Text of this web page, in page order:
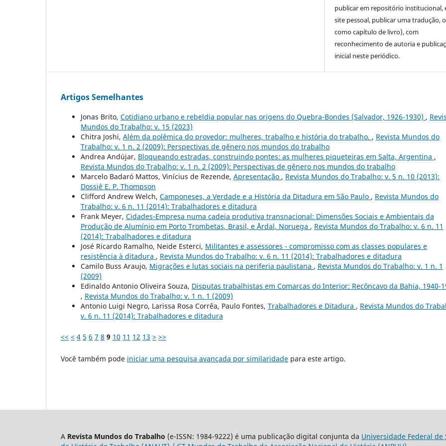
publicar em repositório institucional,
site pessoal, publicar uma tradução,
como capítulo de livro), com
reconhecimento de autoria e
inicial neste periódico.
Artigos Semelhantes
Jonas Brito, Cotidiano urbano e rebeldia popular nas origens do Quebra-Bondes (Salvador, 1926-1930) ,
Mundos do Trabalho: v. 15 (2023)
Chitra Joshi, Além da polêmica do provedor: mulheres, trabalho e história do trabalho. , Revista Mundos do
Trabalho: v. 1 n. 2 (2009): Perspectivas de gênero nos mundos do trabalho
Andrea Andújar, Bloqueando estradas, construindo pontes: as mulheres piqueteiras em Salta, Argentina ,
Revista Mundos do Trabalho: v. 1 n. 2 (2009): Perspectivas de gênero nos mundos do trabalho
Marcelo Badaró Mattos, Vinícius de Rezende, Apresentação , Revista Mundos do Trabalho: v. 5 n. 10 (2013):
Dossiê E. P. Thompson
Clifford Andrew Welch, Camponeses, a Verdade e a História da Ditadura em São Paulo , Revista Mundos do
Trabalho: v. 6 n. 11 (2014): Trabalhadores e ditadura
Frank Meyer, Cidades-Empresa numa cadeia produtiva transnacional: Dimensões Sociais e Ambientais da
Produção de Alumínio em Porto Trombetas, Brasil, e Årdal, Noruega , Revista Mundos do Trabalho: v. 6 n. 11
(2014): Trabalhadores e ditadura
José Ricardo Ramalho, Neide Esterci, Militantes e assessores - compromisso com as classes populares e
resistência à ditadura , Revista Mundos do Trabalho: v. 6 n. 11 (2014): Trabalhadores e ditadura
Camilo Buss Araujo, Migrações e lutas sociais na periferia paulistana , Revista Mundos do Trabalho: v. 1 n. 1
(2009)
Edinaldo Antonio Oliveira Souza, Disputas trabalhistas em Comarcas do Interior: Recôncavo da Bahia, 1940-
, Revista Mundos do Trabalho: v. 1 n. 1 (2009)
Antonio Luigi Negro, Larissa Rosa Corrêa, Paulo Fontes, Trabalhadores e Ditadura , Revista Mundos do
v. 6 n. 11 (2014): Trabalhadores e ditadura
<< < 4 5 6 7 8 9 10 11 12 13 > >>
Você também pode iniciar uma pesquisa avançada por similaridade para este artigo.
A Revista Mundos do Trabalho (e-ISSN: 1984-9222) é uma publicação digital conjunta da Universidade Federal de